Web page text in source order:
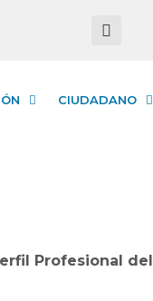
CIUDADANO
Profesional del